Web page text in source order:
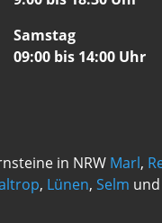
Samstag
09:00 bis 14:00 Uhr
in NRW Marl,
, Lünen, Selm und